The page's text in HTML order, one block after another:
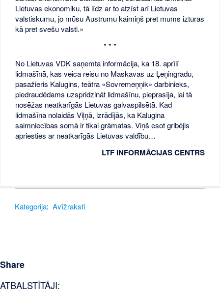
Lietuvas ekonomiku, tā līdz ar to atzīst arī Lietuvas
valstiskumu, jo mūsu Austrumu kaimiņš pret mums izturas
kā pret svešu valsti.»
* * *
No Lietuvas VDK saņemta informācija, ka 18. aprīlī
lidmašīnā, kas veica reisu no Maskavas uz Ļeņingradu,
pasažieris Kalugins, teātra «Sovremeņņik» darbinieks,
piedraudēdams uzspridzināt lidmašīnu, pieprasīja, lai tā
nosēžas neatkarīgās Lietuvas galvaspilsētā. Kad
lidmašīna nolaidās Viļņā, izrādījās, ka Kalugina
saimniecības somā ir tikai grāmatas. Viņš esot gribējis
apriesties ar neatkarīgās Lietuvas valdību…
LTF INFORMĀCIJAS CENTRS
Kategorija: Avīžraksti
Share
ATBALSTĪTĀJI: